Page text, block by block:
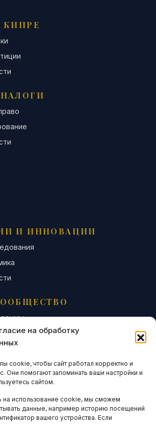
на обработку
cookie, чтобы сайт работал корректно и
Они помогают запоминать ваши настройки и
сайтом.
на использование cookie, мы сможем
данные, например историю посещений
вашего устройства. Если
КИПРЕ
И ИННОВАЦИИ
И СТАТИСТИКА
ENGLISH